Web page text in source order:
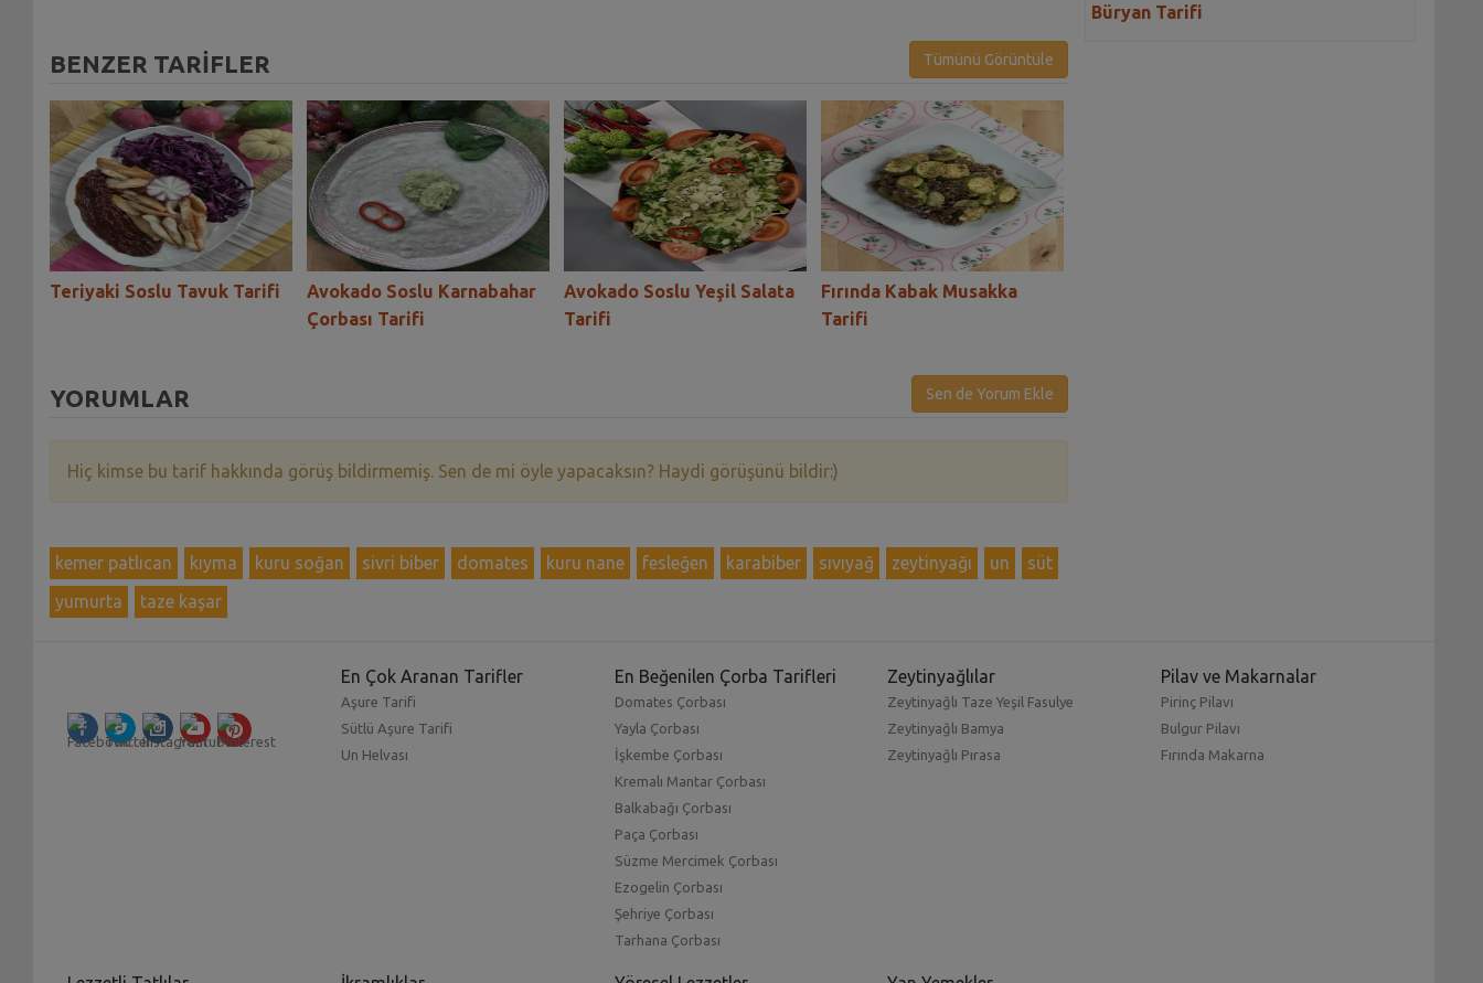
BENZER TARİFLER Tümünü Görüntüle
Teriyaki Soslu Tavuk Tarifi
Avokado Soslu Karnabahar
Çorbası Tarifi
Avokado Soslu Yeşil Salata
Tarifi
Fırında Kabak Musakka
Tarifi
YORUMLAR Sen de Yorum Ekle
Hiç kimse bu tarif hakkında görüş bildirmemiş. Sen de mi öyle yapacaksın? Haydi görüşünü bildir:)
kemer patlıcan kıyma kuru soğan sivri biber domates kuru nane fesleğen karabiber sıvıyağ zeytinyağı un
süt
yumurta
taze kaşar
Büryan Tarifi
En Çok Aranan Tarifler
Aşure Tarifi
Sütlü Aşure Tarifi
Un Helvası
En Beğenilen Çorba Tarifleri
Domates Çorbası
Yayla Çorbası
İşkembe Çorbası
Kremalı Mantar Çorbası
Balkabağı Çorbası
Paça Çorbası
Süzme Mercimek Çorbası
Ezogelin Çorbası
Şehriye Çorbası
Tarhana Çorbası
Zeytinyağlılar
Zeytinyağlı Taze Yeşil Fasulye
Zeytinyağlı Bamya
Zeytinyağlı Pırasa
Pilav ve Makarnalar
Pirinç Pilavı
Bulgur Pilavı
Fırında Makarna